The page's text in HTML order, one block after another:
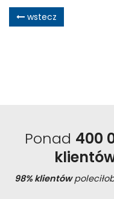
wstecz
Ponad 400
98% klientów